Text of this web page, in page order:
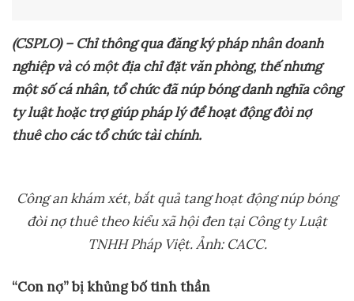
(CSPLO) – Chỉthông qua đăng ký pháp nhân doanh
nghiệp và có một địa chỉđặt văn phòng, thếnhưng
một sốcá nhân, tổchức đã núp bóng danh nghĩa công
ty luật hoặc trợgiúp pháp lý đểhoạt động đòi nợ
thuê cho các tổchức tài chính.
Công an khám xét, bắt quả tang hoạt động núp bóng
đòi nợthuê theo kiểu xã hội đen tại Công ty Luật
TNHH Pháp Việt.Ảnh: CACC.
“Con nợ” bịkhủng bốtinh thần